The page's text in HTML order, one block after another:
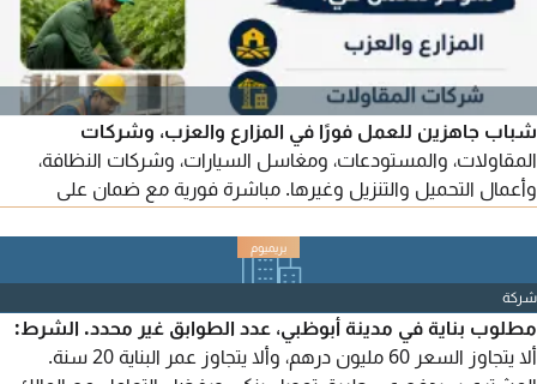
شباب جاهزين للعمل فورًا في المزارع والعزب، وشركات
المقاولات، والمستودعات، ومغاسل السيارات، وشركات النظافة،
وأعمال التحميل والتنزيل وغيرها. مباشرة فورية مع ضمان على
شركة
مطلوب بناية في مدينة أبوظبي، عدد الطوابق غير محدد. الشرط:
ألا يتجاوز السعر 60 مليون درهم، وألا يتجاوز عمر البناية 20 سنة.